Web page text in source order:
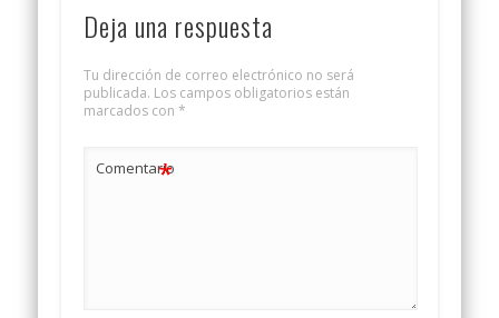
Deja una respuesta
Tu dirección de correo electrónico no será
publicada. Los campos obligatorios están
marcados con *
Comentario
*